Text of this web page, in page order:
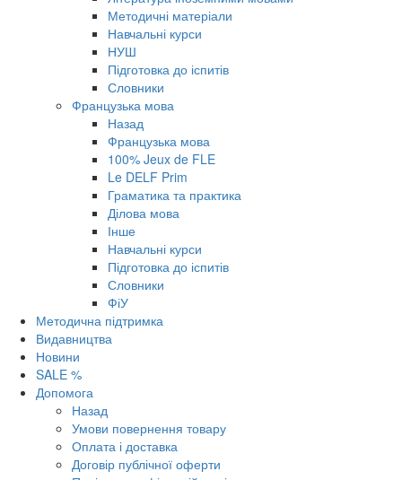
Методичні матеріали
Навчальні курси
НУШ
Підготовка до іспитів
Словники
Французька мова
Назад
Французька мова
100% Jeux de FLE
Le DELF Prim
Граматика та практика
Ділова мова
Інше
Навчальні курси
Підготовка до іспитів
Словники
ФіУ
Методична підтримка
Видавництва
Новини
SALE %
Допомога
Назад
Умови повернення товару
Оплата і доставка
Договір публічної оферти